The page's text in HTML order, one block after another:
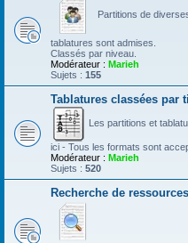
Partitions de
tablatures sont admises.
Classés par niveau.
Modérateur : Marieh
Sujets : 155
Tablatures classées par
Les partitions et
ici - Tous les formats sont
Modérateur : Marieh
Sujets : 520
Recherche de